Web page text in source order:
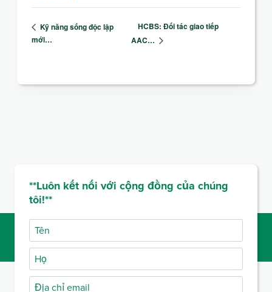
Kỹ năng sống độc lập
mới…
HCBS: Đối tác giao tiếp
AAC…
**Luôn kết nối với cộng đồng của chúng
tôi!**
Tên
Họ
Địa